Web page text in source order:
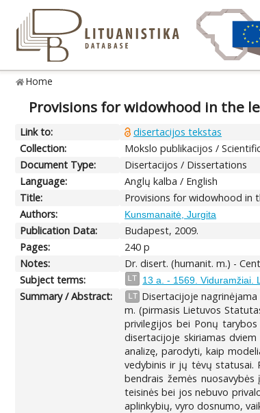
Home
Provisions for widowhood in the
Link to:
disertacijos tekstas
Collection:
Mokslo publikacijos /
Document Type:
Disertacijos / Dissertations
Language:
Anglų kalba / English
Title:
Provisions for widowhood in
Authors:
Kunsmanaitė, Jurgita
Publication Data:
Budapest, 2009.
Pages:
240 p
Notes:
Dr. disert. (humanit. m.) -
Subject terms:
LT 13 a. - 1569. Viduramžiai.
Summary / Abstract: LT Disertacijoje
m. (pirmasis Lietuvos
privilegijos bei Ponų
disertacijoje skiriamas
analizę, parodyti, kaip
vedybinis ir jų tėvų statusai.
bendrais žemės
teisinės bei jos nebuvo
aplinkybių, vyro dosnumo,